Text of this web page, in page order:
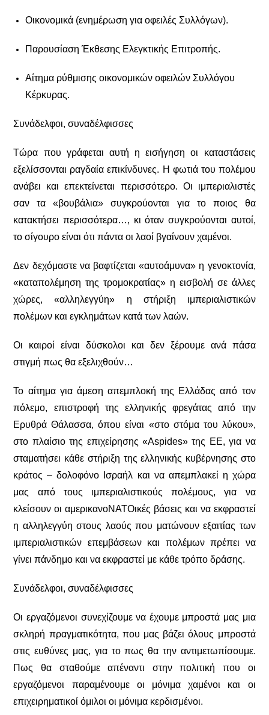
Οικονομικά (ενημέρωση για οφειλές Συλλόγων).
Παρουσίαση Έκθεσης Ελεγκτικής Επιτροπής.
Αίτημα ρύθμισης οικονομικών οφειλών Συλλόγου
Κέρκυρας.
Συνάδελφοι, συναδέλφισσες
Τώρα που γράφεται αυτή η εισήγηση οι καταστάσεις
εξελίσσονται ραγδαία επικίνδυνες. Η φωτιά του πολέμου
ανάβει και επεκτείνεται περισσότερο. Οι ιμπεριαλιστές
σαν τα «βουβάλια» συγκρούονται για το ποιος θα
κατακτήσει περισσότερα…, κι όταν συγκρούονται αυτοί,
το σίγουρο είναι ότι πάντα οι λαοί βγαίνουν χαμένοι.
Δεν δεχόμαστε να βαφτίζεται «αυτοάμυνα» η γενοκτονία,
«καταπολέμηση της τρομοκρατίας» η εισβολή σε άλλες
χώρες, «αλληλεγγύη» η στήριξη ιμπεριαλιστικών
πολέμων και εγκλημάτων κατά των λαών.
Οι καιροί είναι δύσκολοι και δεν ξέρουμε ανά πάσα
στιγμή πως θα εξελιχθούν…
Το αίτημα για άμεση απεμπλοκή της Ελλάδας από τον
πόλεμο, επιστροφή της
ελληνικής φρεγάτας από την
Ερυθρά Θάλασσα, όπου είναι «στο στόμα του λύκου»,
στο πλαίσιο της επιχείρησης «Aspides» της ΕΕ, για να
σταματήσει κάθε στήριξη της ελληνικής κυβέρνησης στο
κράτος – δολοφόνο Ισραήλ και να απεμπλακεί η χώρα
μας από τους ιμπεριαλιστικούς πολέμους, για να
κλείσουν οι αμερικανοΝΑΤΟικές βάσεις και να εκφραστεί
η αλληλεγγύη στους λαούς που ματώνουν εξαιτίας των
ιμπεριαλιστικών επεμβάσεων και πολέμων πρέπει να
γίνει πάνδημο και να εκφραστεί με κάθε τρόπο δράσης.
Συνάδελφοι, συναδέλφισσες
Οι εργαζόμενοι συνεχίζουμε να έχουμε μπροστά μας μια
σκληρή πραγματικότητα, που μας βάζει όλους μπροστά
στις ευθύνες μας, για το πως θα την αντιμετωπίσουμε.
Πως θα σταθούμε απέναντι στην πολιτική που οι
εργαζόμενοι παραμένουμε οι μόνιμα χαμένοι και οι
επιχειρηματικοί όμιλοι οι μόνιμα κερδισμένοι.